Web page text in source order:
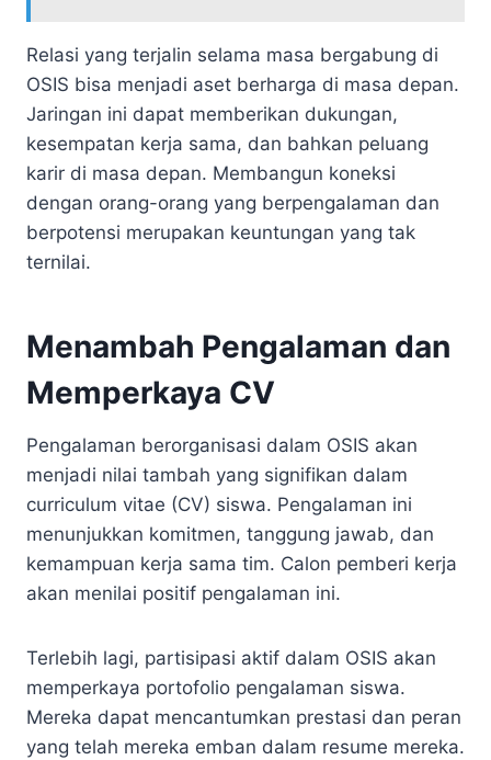
Relasi yang terjalin selama masa bergabung di
OSIS bisa menjadi aset berharga di masa depan.
Jaringan ini dapat memberikan dukungan,
kesempatan kerja sama, dan bahkan peluang
karir di masa depan. Membangun koneksi
dengan orang-orang yang berpengalaman dan
berpotensi merupakan keuntungan yang tak
ternilai.
Menambah Pengalaman dan
Memperkaya CV
Pengalaman berorganisasi dalam OSIS akan
menjadi nilai tambah yang signifikan dalam
curriculum vitae (CV) siswa. Pengalaman ini
menunjukkan komitmen, tanggung jawab, dan
kemampuan kerja sama tim. Calon pemberi kerja
akan menilai positif pengalaman ini.
Terlebih lagi, partisipasi aktif dalam OSIS akan
memperkaya portofolio pengalaman siswa.
Mereka dapat mencantumkan prestasi dan peran
yang telah mereka emban dalam resume mereka.